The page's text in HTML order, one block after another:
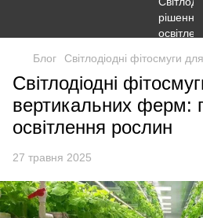
Блог Світлодіодні фітосмуги
Світлодіодні
вертикальних ферм:
освітлення рослин
27 травня 2025